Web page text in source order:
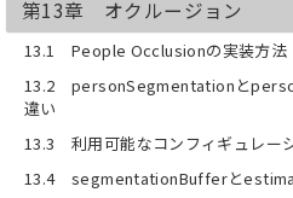
第13章 オクルージョン
13.1 People Occlusionの実装方法
13.2 personSegmentationと
違い
13.3 利用可能なコンフィギュレー
13.4 segmentationBufferと